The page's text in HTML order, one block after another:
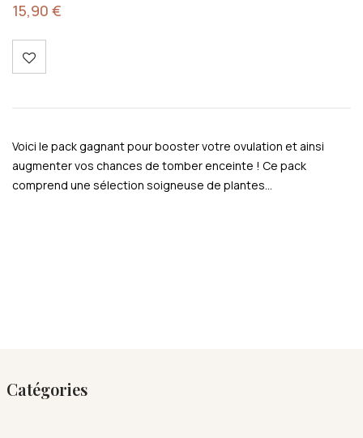
15,90 €
Voici le pack gagnant pour booster votre ovulation et ainsi
augmenter vos chances de tomber enceinte ! Ce pack
comprend une sélection soigneuse de plantes…
Catégories